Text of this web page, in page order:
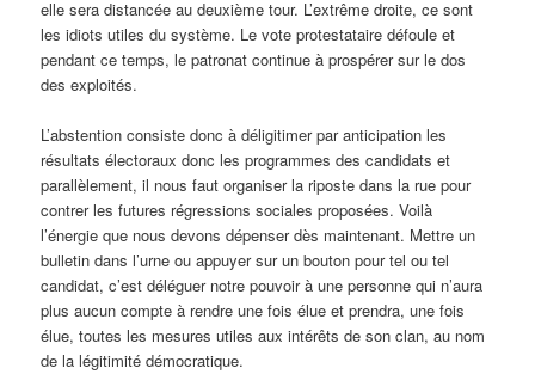
elle sera distancée au deuxième tour. L’extrême droite, ce sont
les idiots utiles du système. Le vote protestataire défoule et
pendant ce temps, le patronat continue à prospérer sur le dos
des exploités.
L’abstention consiste donc à déligitimer par anticipation les
résultats électoraux donc les programmes des candidats et
parallèlement, il nous faut organiser la riposte dans la rue pour
contrer les futures régressions sociales proposées. Voilà
l’énergie que nous devons dépenser dès maintenant. Mettre un
bulletin dans l’urne ou appuyer sur un bouton pour tel ou tel
candidat, c’est déléguer notre pouvoir à une personne qui n’aura
plus aucun compte à rendre une fois élue et prendra, une fois
élue, toutes les mesures utiles aux intérêts de son clan, au nom
de la légitimité démocratique.